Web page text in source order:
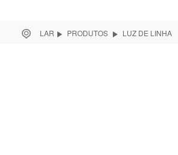
LAR PRODUTOS LUZ DE LINHA